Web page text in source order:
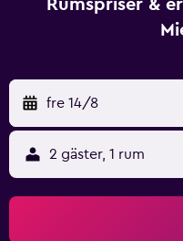
Rumspriser &
fre 14/8
2 gäster, 1 rum